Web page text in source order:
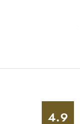
a
í
p
4.9